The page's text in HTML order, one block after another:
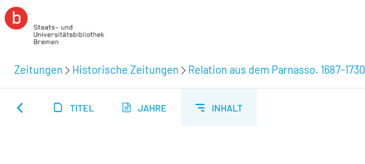
Zeitungen Historische Zeitungen Relation aus dem Parnasso. 1687-1730
TITEL JAHRE INHALT